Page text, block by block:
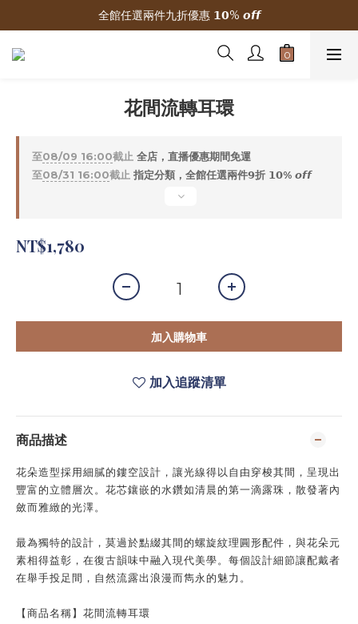
🌟 新加入會員贈300元購物金
全館任選兩件九折優惠 𝟭𝟬% 𝙤𝙛𝙛
🌟 新加入會員贈300元購物金
花間流轉耳環
至08/09 16:00截止 全店，直播優惠期間免運
至08/31 16:00截止 指定分類，全館任選兩件𝟵折 𝟭𝟬% 𝙤𝙛𝙛
NT$1,780
加入購物車
加入追蹤清單
商品描述
花朵造型採用細膩的鏤空設計，讓光線得以自由穿梭其間，呈現出
豐富的立體層次。花芯鑲嵌的水鑽如清晨的第一滴露珠，散發著內
斂而雅緻的光澤。
最為獨特的設計，莫過於點綴其間的螺旋紋理圓形配件，與花朵元
素相得益彰，在復古韻味中融入現代美學。每個設計細節讓配戴者
在舉手投足間，自然流露出浪漫而雋永的魅力。​​​​​​​​​​​​​​​​
【商品名稱】花間流轉耳環